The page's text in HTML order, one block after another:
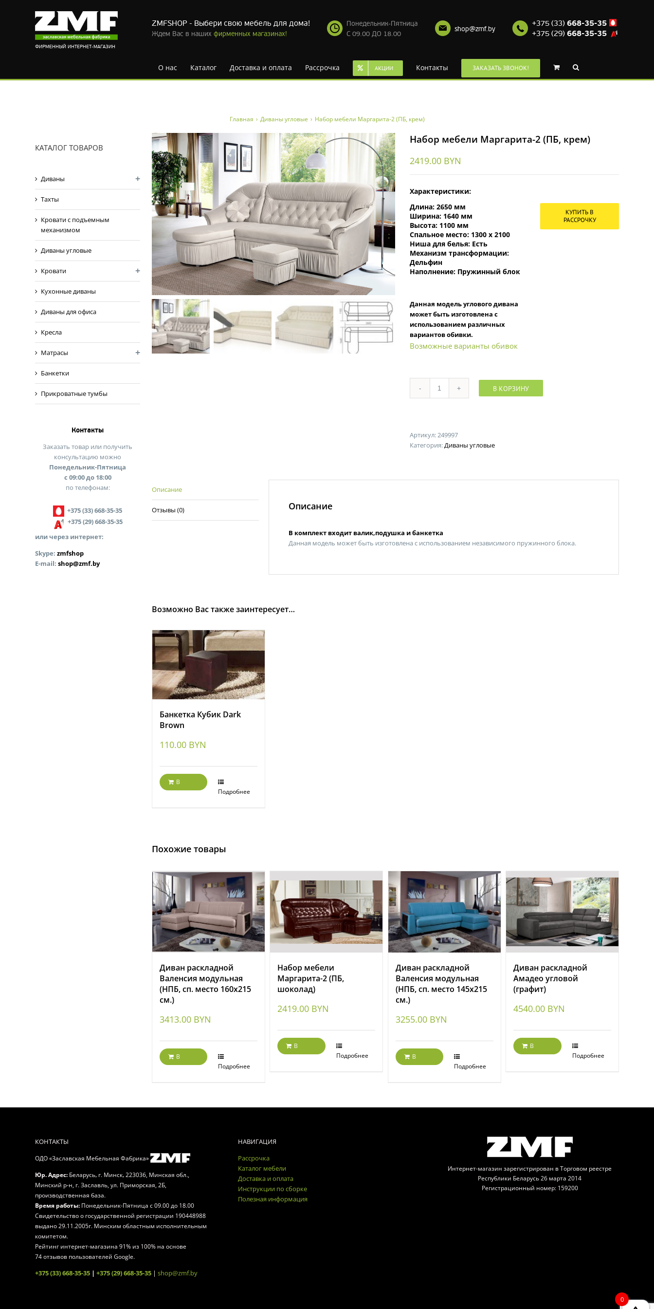
ФИРМЕННЫЙ ИНТЕРНЕТ-МАГАЗИН
ZMFSHOP - Выбери свою мебель для дома!
Ждем Вас в наших фирменных магазинах!
Понедельник-Пятница
С 09.00 ДО 18.00
shop@zmf.by
+375 (33) 668-35-35
+375 (29) 668-35-35
О нас Каталог Доставка и оплата Рассрочка АКЦИИ Контакты ЗАКАЗАТЬ ЗВОНОК!
Главная › Диваны угловые › Набор мебели Маргарита-2 (ПБ, крем)
Набор мебели Маргарита-2 (ПБ, крем)
2419.00 BYN
Характеристики:
Длина: 2650 мм
Ширина: 1640 мм
Высота: 1100 мм
Спальное место: 1300 х 2100
Ниша для белья: Есть
Механизм трансформации:
Дельфин
Наполнение: Пружинный блок
Данная модель углового дивана
может быть изготовлена с
использованием различных
вариантов обивки.
Возможные варианты обивок
КУПИТЬ В
РАССРОЧКУ
Количество В КОРЗИНУ
Артикул:249997
Категория:Диваны угловые
Описание
Отзывы (0) Описание
В комплект входит валик,подушка и банкетка
Данная модель может быть изготовлена с использованием независимого пружинного блока.
Возможно Вас также заинтересует…
Банкетка Кубик Dark
Brown
110.00 BYN
В
корзину
Подробнее
Похожие товары
Диван раскладной
Валенсия модульная
(НПБ, сп. место 160х215
см.)
3413.00 BYN
В
корзину
Подробнее
Набор мебели
Маргарита-2 (ПБ,
шоколад)
2419.00 BYN
В
корзину
Подробнее
Диван раскладной
Валенсия модульная
(НПБ, сп. место 145х215
см.)
3255.00 BYN
В
корзину
Подробнее
Диван раскладной
Амадео угловой
(графит)
4540.00 BYN
В
корзину
Подробнее
КАТАЛОГ ТОВАРОВ
Диваны
Тахты
Кровати с подъемным
механизмом
Диваны угловые
Кровати
Кухонные диваны
Диваны для офиса
Кресла
Матрасы
Банкетки
Прикроватные тумбы
Контакты
Заказать товар или получить
консультацию можно
Понедельник-Пятница
с 09:00 до 18:00
по телефонам:
+375 (33) 668-35-35
+375 (29) 668-35-35
или через интернет:
Skype: zmfshop
E-mail: shop@zmf.by
КОНТАКТЫ
ОДО «Заславская Мебельная Фабрика»
Юр. Адрес: Беларусь, г. Минск,223036, Минская обл.,
Минский р-н, г. Заславль, ул. Приморская, 2Б,
производственная база.
Время работы: Понедельник-Пятница с 09.00 до 18.00
Свидетельство о государственной регистрации 190448988
выдано 29.11.2005г. Минским областным исполнительным
комитетом.
Рейтинг интернет-магазина 91% из 100% на основе
74отзывов пользователей Google.
+375 (33) 668-35-35 | +375 (29) 668-35-35 | shop@zmf.by
НАВИГАЦИЯ
Рассрочка
Каталог мебели
Доставка и оплата
Инструкции по сборке
Полезная информация
Интернет-магазин зарегистрирован в Торговом реестре
Республики Беларусь 26 марта 2014
Регистрационный номер: 159200
0